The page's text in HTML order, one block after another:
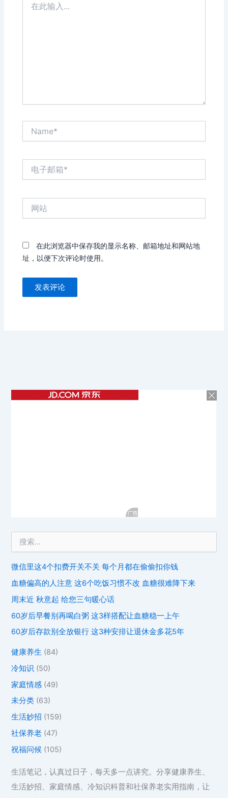
在此浏览器中保存我的显示名称、邮箱地址和网站地
址，以便下次评论时使用。
微信里这4个扣费开关不关 每个月都在偷偷扣你钱
血糖偏高的人注意 这6个吃饭习惯不改 血糖很难降下来
周末近 秋意起 给您三句暖心话
60岁后早餐别再喝白粥 这3样搭配让血糖稳一上午
60岁后存款别全放银行 这3种安排让退休金多花5年
健康养生 (84)
冷知识 (50)
家庭情感 (49)
未分类 (63)
生活妙招 (159)
社保养老 (47)
祝福问候 (105)
生活笔记，认真过日子，每天多一点讲究。分享健康养生、
生活妙招、家庭情感、冷知识科普和社保养老实用指南，让